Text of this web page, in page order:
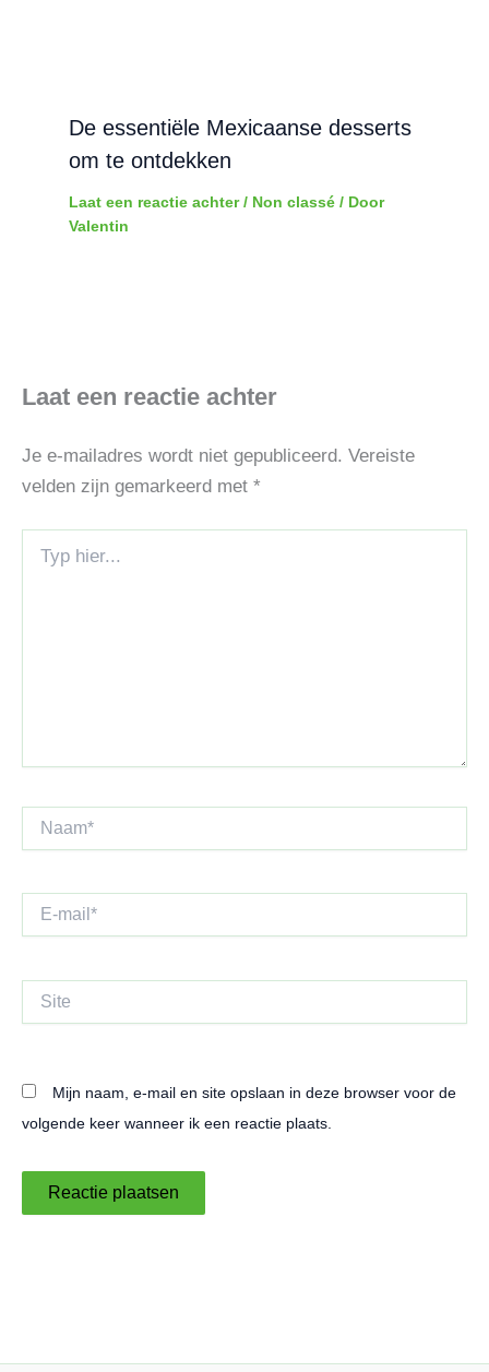
De essentiële Mexicaanse desserts
om te ontdekken
Laat een reactie achter / Non classé/ Door
Valentin
Laat een reactie achter
Je e-mailadres wordt niet gepubliceerd. Vereiste
velden zijn gemarkeerd met *
hier...
mail*
Mijn naam, e-mail en site opslaan in deze browser voor de
volgende keer wanneer ik een reactie plaats.